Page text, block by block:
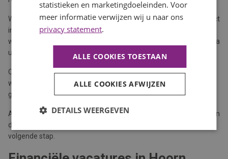
Wij bemiddelen in uiteenlopende financiële vacatures. Soms direct
in vaste dienst via werving en selectie. Soms via detachering,
wanneer flexibiliteit of projectmatige inzet beter past. En soms via
uitzenden, bijvoorbeeld bij tijdelijke uitbreiding of vervanging.
Onze aanpak is persoonlijk, professioneel en resultaatgericht. We
willen begrijpen waar jij energie van krijgt en waar je naartoe wilt
groeien.
Als recruitment partner denken we met je mee over je loopbaan in
de financiële sector. Niet alleen over vandaag, maar ook over je
volgende stap.
statistieken en marketingdoeleinden. Voor
meer informatie verwijzen wij u naar ons
privacy statement.
ALLE COOKIES TOESTAAN
ALLE COOKIES AFWIJZEN
DETAILS WEERGEVEN